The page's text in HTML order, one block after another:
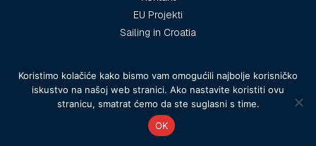
EU Projekti
Sailing in Croatia
© 2025 Morski vodiči
Koristimo kolačiće kako bismo vam omogućili najbolje korisničko
iskustvo na našoj web stranici. Ako nastavite koristiti ovu
stranicu, smatrat ćemo da ste suglasni s time.
OK